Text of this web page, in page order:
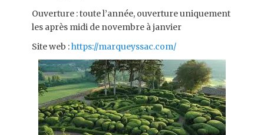
Ouverture : toute l’année, ouverture uniquement
les après midi de novembre à janvier
Site web :https://marqueyssac.com/